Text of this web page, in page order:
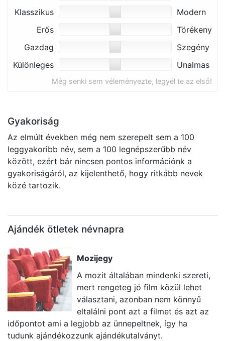
Klasszikus
Modern
Erős
Törékeny
Gazdag
Szegény
Különleges
Unalmas
Még senki sem véleményezte, legyél te az első!
Gyakoriság
Az elmúlt években még nem szerepelt sem a 100
leggyakoribb név, sem a 100 legnépszerűbb név
között, ezért bár nincsen pontos információnk a
gyakoriságáról, az kijelenthető, hogy ritkább nevek
közé tartozik.
Ajándék ötletek névnapra
Mozijegy
A mozit általában mindenki szereti,
mert rengeteg jó film közül lehet
választani, azonban nem könnyű
eltalálni pont azt a filmet és azt az
időpontot ami a legjobb az ünnepeltnek, így ha
tudunk ajándékozzunk ajándékutalványt.